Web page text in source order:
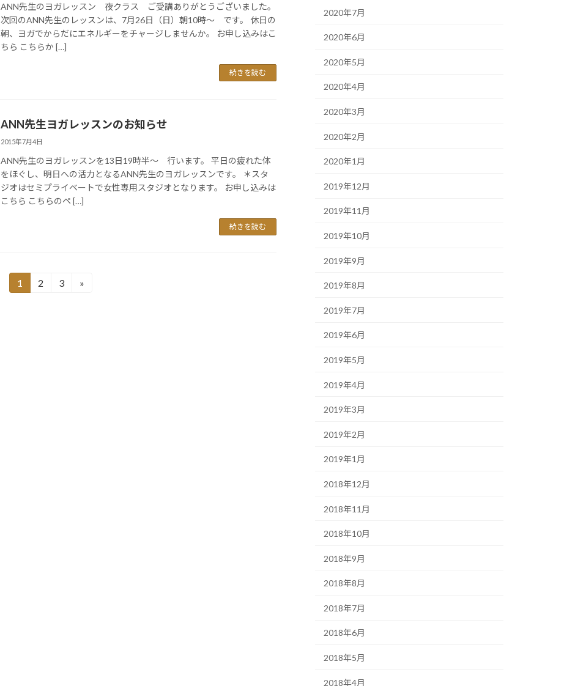
ANN先生のヨガレッスン 夜クラス ご受講ありがとうございました。
次回のANN先生のレッスンは、7月26日（日）朝10時～ です。 休日の
朝、ヨガでからだにエネルギーをチャージしませんか。 お申し込みはこ
ちら こちらか […]
続きを読む
ANN先生ヨガレッスンのお知らせ
2015年7月4日
ANN先生のヨガレッスンを13日19時半～ 行います。 平日の疲れた体
をほぐし、明日への活力となるANN先生のヨガレッスンです。 ＊スタ
ジオはセミプライベートで女性専用スタジオとなります。 お申し込みは
こちら こちらのペ […]
続きを読む
固
1
固
2
固
3 »
2020年7月
2020年6月
2020年5月
2020年4月
2020年3月
2020年2月
2020年1月
2019年12月
2019年11月
2019年10月
2019年9月
2019年8月
2019年7月
2019年6月
2019年5月
2019年4月
2019年3月
2019年2月
2019年1月
2018年12月
2018年11月
2018年10月
2018年9月
2018年8月
2018年7月
2018年6月
2018年5月
2018年4月